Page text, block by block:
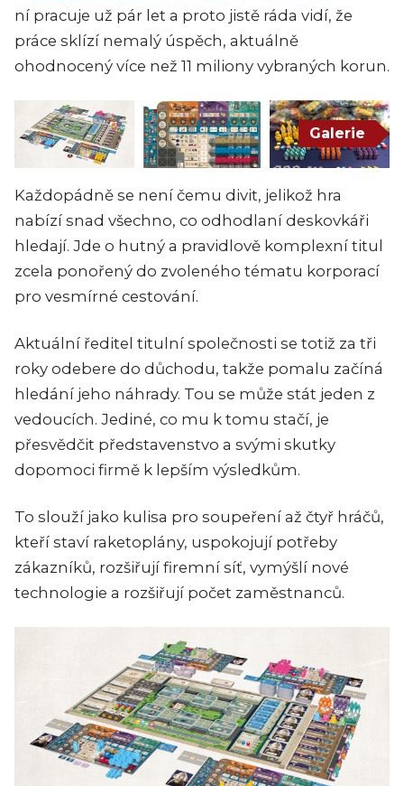
ní pracuje už pár let a proto jistě ráda vidí, že
práce sklízí nemalý úspěch, aktuálně
ohodnocený více než 11 miliony vybraných korun.
Galerie
Každopádně se není čemu divit, jelikož hra
nabízí snad všechno, co odhodlaní deskovkáři
hledají. Jde o hutný a pravidlově komplexní titul
zcela ponořený do zvoleného tématu korporací
pro vesmírné cestování.
Aktuální ředitel titulní společnosti se totiž za tři
roky odebere do důchodu, takže pomalu začíná
hledání jeho náhrady. Tou se může stát jeden z
vedoucích. Jediné, co mu k tomu stačí, je
přesvědčit představenstvo a svými skutky
dopomoci firmě k lepším výsledkům.
To slouží jako kulisa pro soupeření až čtyř hráčů,
kteří staví raketoplány, uspokojují potřeby
zákazníků, rozšiřují firemní síť, vymýšlí nové
technologie a rozšiřují počet zaměstnanců.